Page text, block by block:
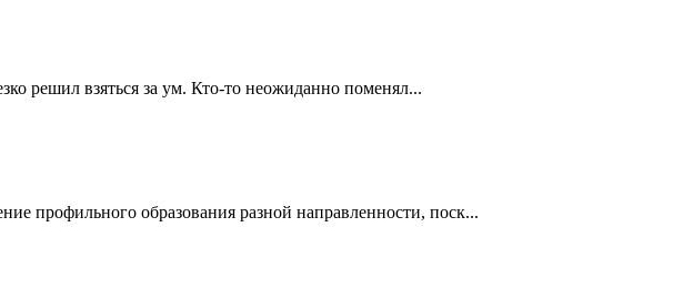
решил взяться за ум. Кто-то неожиданно поменял...
профильного образования разной направленности, поск...